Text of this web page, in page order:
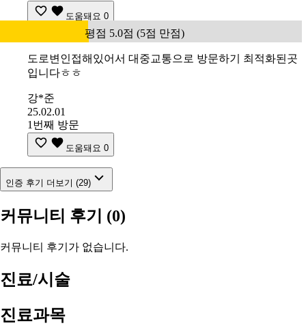
도움돼요 0
평점 5.0점 (5점 만점)
도로변인접해있어서 대중교통으로 방문하기 최적화된곳
입니다ㅎㅎ
강*준
25.02.01
1번째 방문
도움돼요 0
인증 후기 더보기 (29)
커뮤니티 후기 (0)
커뮤니티 후기가 없습니다.
진료/시술
진료과목